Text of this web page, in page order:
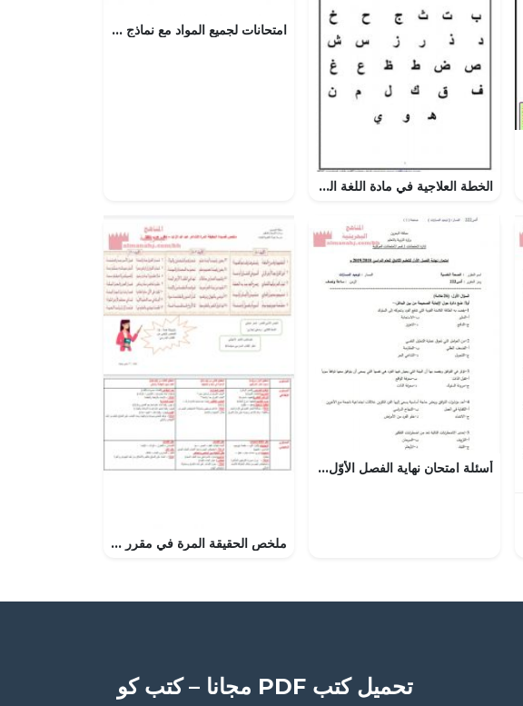
الخطة العلاجية في مادة اللغة العربية
امتحانات لجميع المواد مع نماذج الإجابة (الامتحانات) الحادي عشر
أسئلة امتحان نهاية الفصل الأوّل مقرر الصحة النفسية أنس 222
ملخص الحقيقة المرة في مقرر عرب 301 (لغة عربية) الثالث الثانوي
تحميل كتب PDF مجانا – كتب كو